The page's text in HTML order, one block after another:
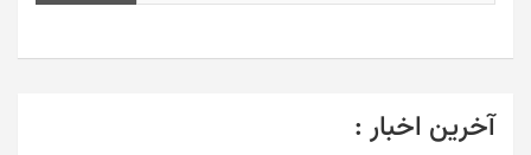
آخرین اخبار :